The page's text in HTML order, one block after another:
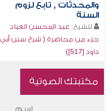
والمحدثات , تابع لزوم
السنة
للشيخ: عبد المحسن العباد
جزء من محاضرة ( شرح سنن أبي
داود [517])
مكتبتك الصوتية
اسم